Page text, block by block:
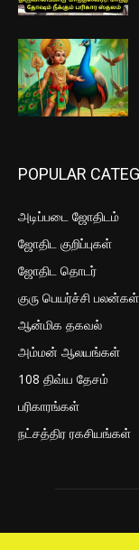
POPULAR
அடிப்படை ஜோதிடம்
ஜோதிட குறிப்புகள்
ஜோதிட தொடர்
குரு பெயர்ச்சி பலன்கள்
ஆன்மிக தகவல்
அம்மன் ஆலயங்கள்
108 திவ்ய தேசம்
பரிகாரங்கள்
நட்சத்திர ரகசியங்கள்